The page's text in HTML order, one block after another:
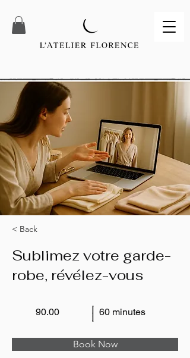
< Back
Sublimez votre garde-
robe, révélez-vous
90.00 60 minutes
Book Now